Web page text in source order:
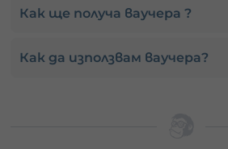
Как ще получа ваучера ?
Как да използвам ваучера?